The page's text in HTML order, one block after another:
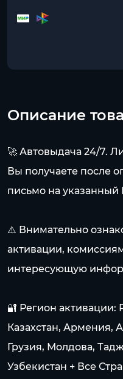
Описание
🚀 Автовыдача 24/7.
Вы получаете после
письмо на указанный
⚠️ Внимательно
активации,
интересующую
🔐 Регион активации:
Казахстан, Армения,
Грузия, Молдова,
Узбекистан + Все